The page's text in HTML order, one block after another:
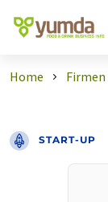
Home Firmen
START-UP